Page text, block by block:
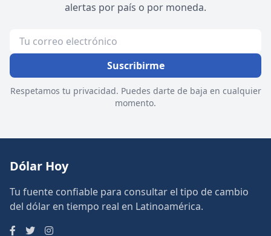
alertas por país o por moneda.
Suscribirme
Respetamos tu privacidad. Puedes darte de baja en cualquier
momento.
Dólar Hoy
Tu fuente confiable para consultar el tipo de cambio
del dólar en tiempo real en Latinoamérica.